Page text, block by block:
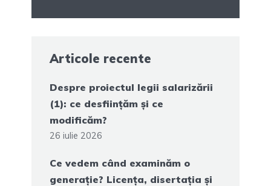
Articole recente
Despre proiectul legii salarizării
(1): ce desființăm și ce
modificăm?
26 iulie 2026
Ce vedem când examinăm o
generație? Licența, disertația și